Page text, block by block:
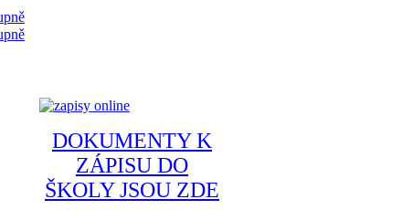
DOKUMENTY K
ZÁPISU DO
ŠKOLY JSOU ZDE